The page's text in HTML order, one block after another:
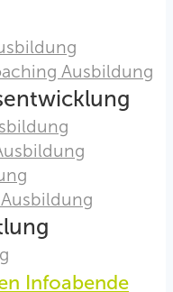
Ausbildung
Infoabende